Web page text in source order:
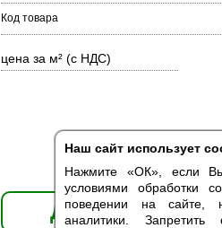
Наш сайт использует
Нажмите «ОК», если
условиями обработки
поведении на сайте,
аналитики. Запретить
Код товара
цена за м² (с НДС)
ДОБАВИТЬ В